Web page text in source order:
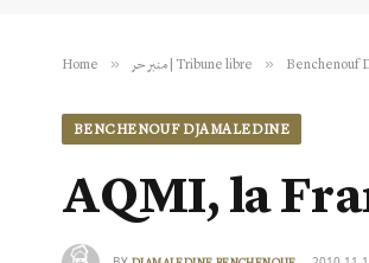
Home » منبر حر | Tribune libre » Benchenouf
BENCHENOUF DJAMALEDINE
AQMI, la